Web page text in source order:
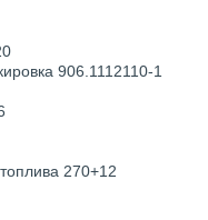
906.1112110-1
270+12